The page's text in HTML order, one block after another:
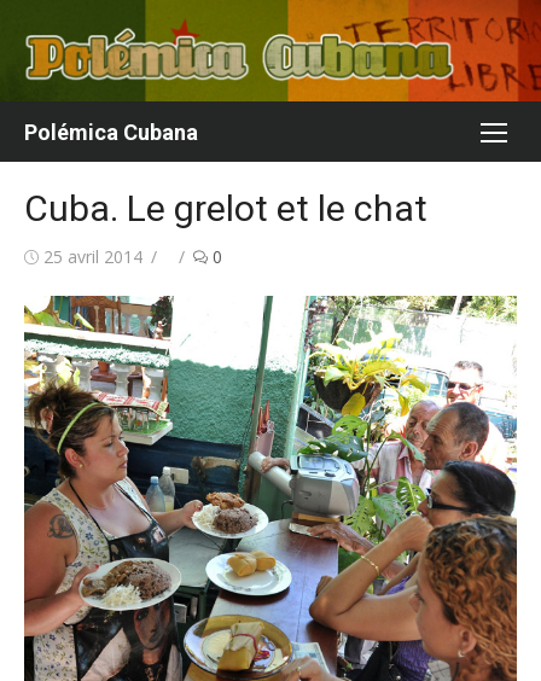
contenu
Polémica Cubana
Cuba. Le grelot et le chat
Publié25 avril 2014 Auteur/autrice
0